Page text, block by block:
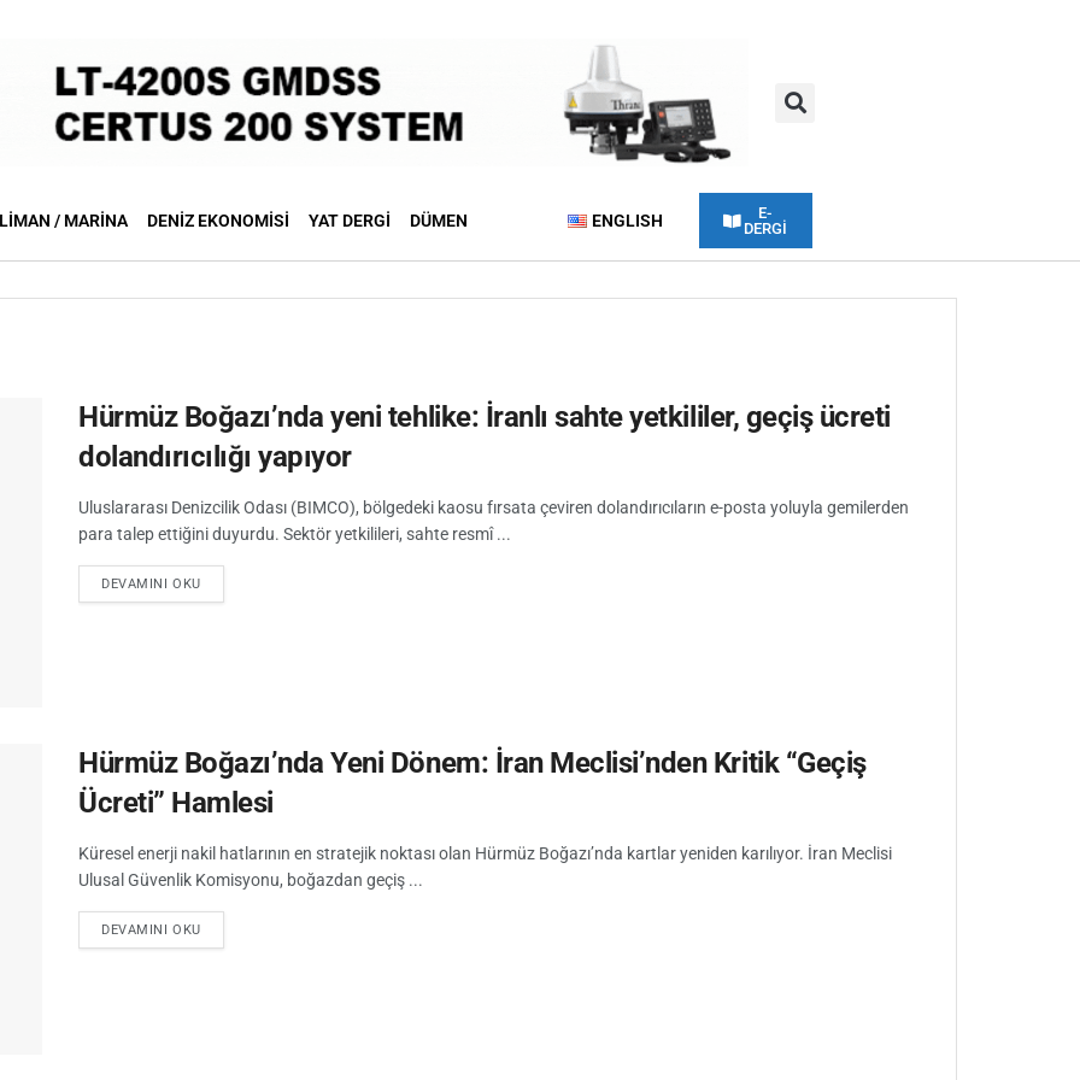
LIMAN / MARINA DENIZ EKONOMISI YAT DERGI DÜMEN ENGLISH
E-
DERGİ
Hürmüz Boğazı’nda yeni tehlike: İranlı sahte yetkililer, geçiş ücreti
dolandırıcılığı yapıyor
Uluslararası Denizcilik Odası (BIMCO), bölgedeki kaosu fırsata çeviren dolandırıcıların e-posta yoluyla gemilerden
para talep ettiğini duyurdu. Sektör yetkilileri, sahte resmî ...
DEVAMINI OKU
Hürmüz Boğazı’nda Yeni Dönem: İran Meclisi’nden Kritik “Geçiş
Ücreti” Hamlesi
Küresel enerji nakil hatlarının en stratejik noktası olan Hürmüz Boğazı’nda kartlar yeniden karılıyor. İran Meclisi
Ulusal Güvenlik Komisyonu, boğazdan geçiş ...
DEVAMINI OKU